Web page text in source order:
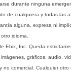
durante ninguna
de cualquiera y todas las
alguna, expresa ni
idioma.
Ebix, Inc. Queda
gráficos, audio,
comercial. Cualquier